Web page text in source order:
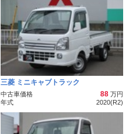
三菱 ミニキャブトラック
中古車価格 88 万円
年式
2020(R2)